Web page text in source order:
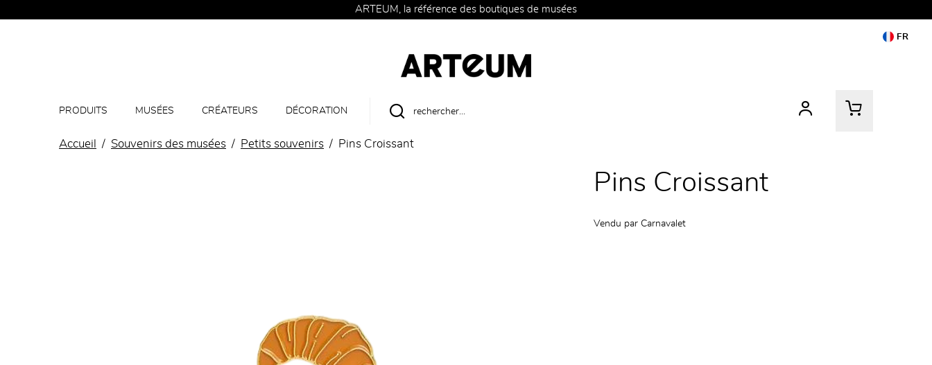
ARTEUM, la référence des boutiques de musées
FR
PRODUITS MUSÉES CRÉATEURS DÉCORATION
Accueil Souvenirs des musées Petits souvenirs Pins Croissant
Pins Croissant
Vendu par Carnavalet